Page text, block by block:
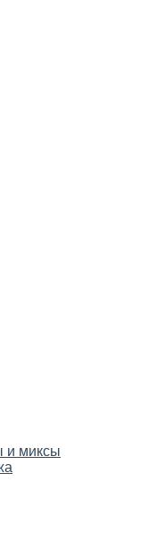
и миксы